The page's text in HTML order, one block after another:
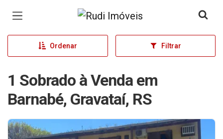
Página inicial
Ordenar Filtrar
1 Sobrado à Venda em
Barnabé, Gravataí, RS